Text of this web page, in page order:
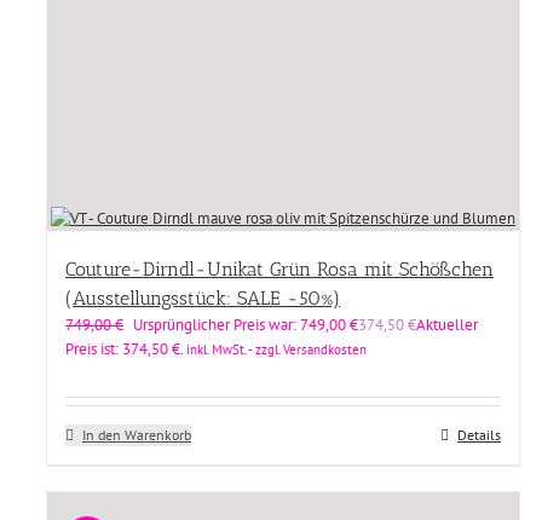
Couture-Dirndl-Unikat Grün Rosa mit Schößchen
(Ausstellungsstück: SALE -50%)
749,00€ Ursprünglicher Preis war: 749,00 €374,50€Aktueller
Preis ist: 374,50 €. inkl. MwSt. - zzgl. Versandkosten
In den Warenkorb Details